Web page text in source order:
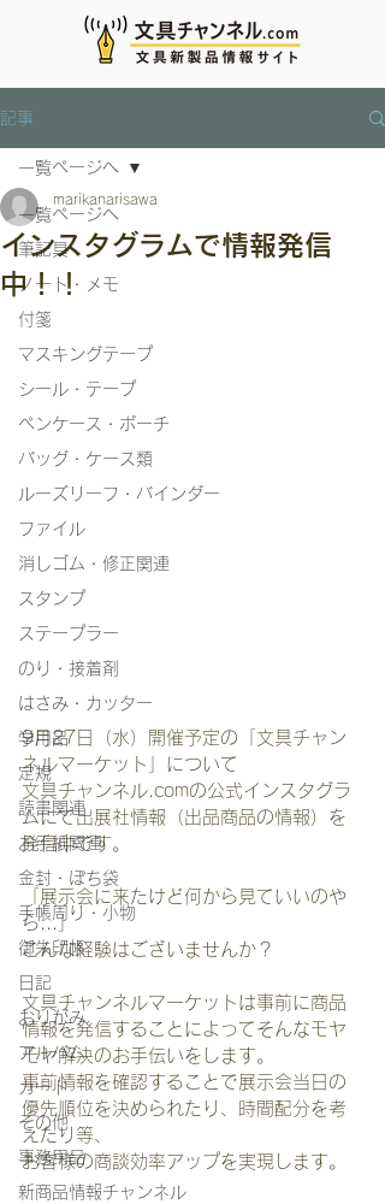
記事
一覧ページへ
筆記具
ノート・メモ
付箋
マスキングテープ
シール・テープ
ペンケース・ポーチ
バッグ・ケース類
ルーズリーフ・バインダー
ファイル
消しゴム・修正関連
スタンプ
ステープラー
のり・接着剤
はさみ・カッター
学用品
定規
読書関連
お手紙関連
金封・ぽち袋
手帳周り・小物
御朱印帳
日記
おりがみ
アルバム
カード
その他
事務用品
新商品情報チャンネル
一覧ページへ
インスタグラムで情報発信
中！！
marikanarisawa
9月27日（水）開催予定の「文具チャン
ネルマーケット」について
文具チャンネル.comの公式インスタグラ
ムにて出展社情報（出品商品の情報）を
発信中です。
「展示会に来たけど何から見ていいのや
ら...」
こんな経験はございませんか？
文具チャンネルマーケットは事前に商品
情報を発信することによってそんなモヤ
モヤ解決のお手伝いをします。
事前情報を確認することで展示会当日の
優先順位を決められたり、時間配分を考
えたり等、
お客様の商談効率アップを実現します。